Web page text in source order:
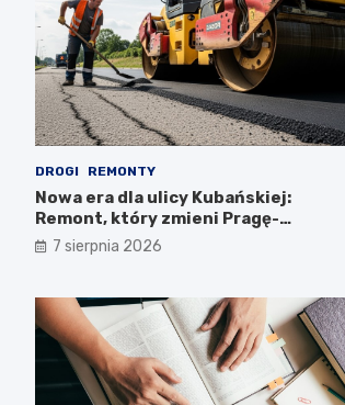
DROGI REMONTY
Nowa era dla ulicy Kubańskiej:
Remont, który zmieni Pragę-
Południe!
7 sierpnia 2026